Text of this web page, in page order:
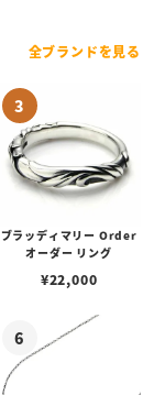
全ブランドを見る
ブラッディマリー Order
オーダー リング
¥22,000